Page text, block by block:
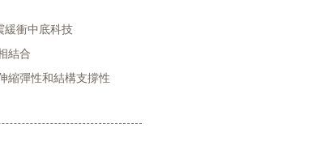
緩衝中底科技
結合
縮彈性和結構支撐性